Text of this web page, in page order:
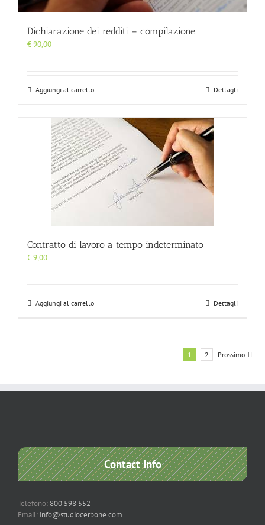
Dichiarazione dei redditi – compilazione
€90,00
Aggiungi al carrello Dettagli
Contratto di lavoro a tempo indeterminato
€9,00
Aggiungi al carrello Dettagli
1 2 Prossimo
Contact Info
Telefono: 800 598 552
Email: info@studiocerbone.com